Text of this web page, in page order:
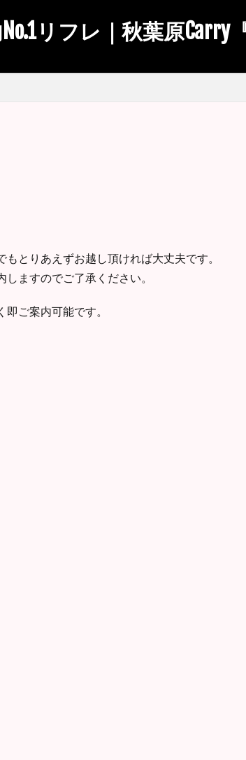
リフレ｜秋葉原Carry
とりあえずお越し頂ければ大丈夫です。
ますのでご了承ください。
即ご案内可能です。